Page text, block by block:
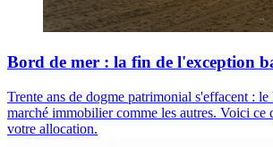
Bord de mer : la fin de l'exception
Trente ans de dogme patrimonial s'effacent :
marché immobilier comme les autres. Voici ce
votre allocation.